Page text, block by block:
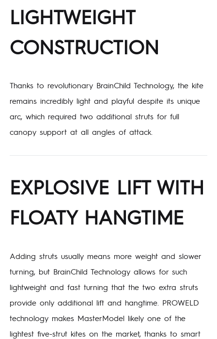
LIGHTWEIGHT
CONSTRUCTION
Thanks to revolutionary BrainChild Technology, the kite
remains incredibly light and playful despite its unique
arc, which required two additional struts for full
canopy support at all angles of attack.
EXPLOSIVE LIFT WITH
FLOATY HANGTIME
Adding struts usually means more weight and slower
turning, but BrainChild Technology allows for such
lightweight and fast turning that the two extra struts
provide only additional lift and hangtime. PROWELD
technology makes MasterModel likely one of the
lightest five-strut kites on the market, thanks to smart